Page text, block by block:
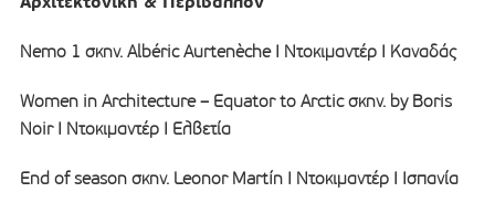
Nemo 1 σκην. Albéric Aurtenèche I Ντοκιμαντέρ Ι Καναδάς
Women in Architecture – Equator to Arctic σκην. by Boris
Noir I Ντοκιμαντέρ Ι Ελβετία
End of season σκην. Leonor Martín I Ντοκιμαντέρ I Ισπανία